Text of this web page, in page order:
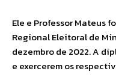
Ele e Professor Mateus
Regional Eleitoral de
dezembro de 2022. A
e exercerem os